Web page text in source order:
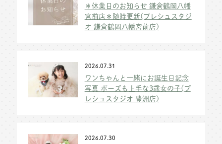
＊休業日のお知らせ 鎌倉鶴岡八幡
宮前店＊随時更新(プレシュスタジ
オ 鎌倉鶴岡八幡宮前店)
2026.07.31
ワンちゃんと一緒にお誕生日記念
写真 ポーズも上手な3歳女の子(プ
レシュスタジオ 豊洲店)
2026.07.30